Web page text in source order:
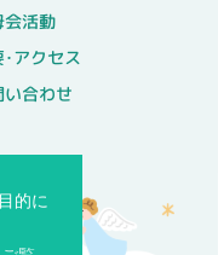
会活動
アクセス
い合わせ
的に